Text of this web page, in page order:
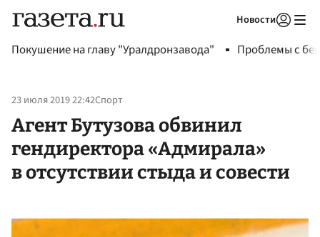
Новости
Покушение на главу "Уралдронзавода" Проблемы с
23 июля 2019 22:42Спорт
Агент Бутузова обвинил
гендиректора «Адмирала»
в отсутствии стыда и совести